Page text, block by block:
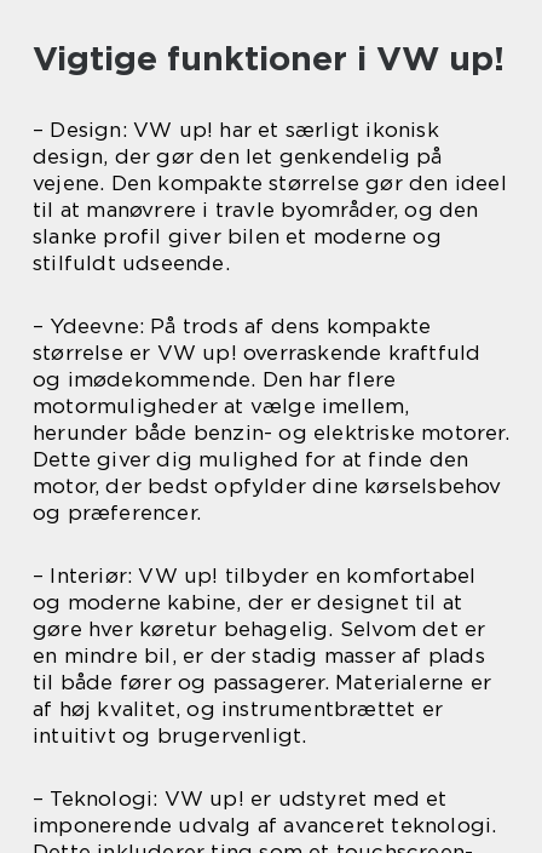
Vigtige funktioner i VW up!
– Design: VW up! har et særligt ikonisk
design, der gør den let genkendelig på
vejene. Den kompakte størrelse gør den ideel
til at manøvrere i travle byområder, og den
slanke profil giver bilen et moderne og
stilfuldt udseende.
– Ydeevne: På trods af dens kompakte
størrelse er VW up! overraskende kraftfuld
og imødekommende. Den har flere
motormuligheder at vælge imellem,
herunder både benzin- og elektriske motorer.
Dette giver dig mulighed for at finde den
motor, der bedst opfylder dine kørselsbehov
og præferencer.
– Interiør: VW up! tilbyder en komfortabel
og moderne kabine, der er designet til at
gøre hver køretur behagelig. Selvom det er
en mindre bil, er der stadig masser af plads
til både fører og passagerer. Materialerne er
af høj kvalitet, og instrumentbrættet er
intuitivt og brugervenligt.
– Teknologi: VW up! er udstyret med et
imponerende udvalg af avanceret teknologi.